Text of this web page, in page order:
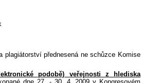
přednesená ne schůzce Komise
podobě) veřejnosti z hlediska